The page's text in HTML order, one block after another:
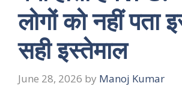
लोगों को नहीं पता
सही इस्तेमाल
June 28, 2026 by Manoj Kumar